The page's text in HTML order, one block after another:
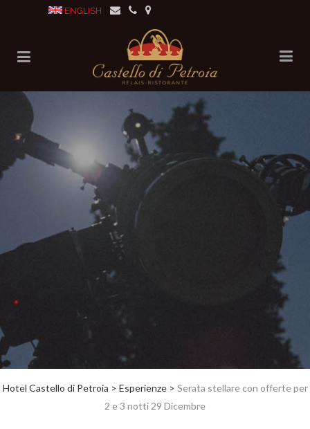
ENGLISH
Hotel Castello di Petroia > Esperienze> Serata stellare con offerte per
2 e 3 notti 29 Dicembre